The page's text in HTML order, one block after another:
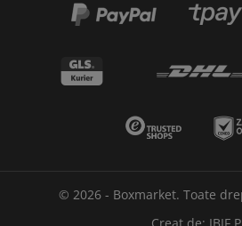
© 2026 - Boxmarket. Toate